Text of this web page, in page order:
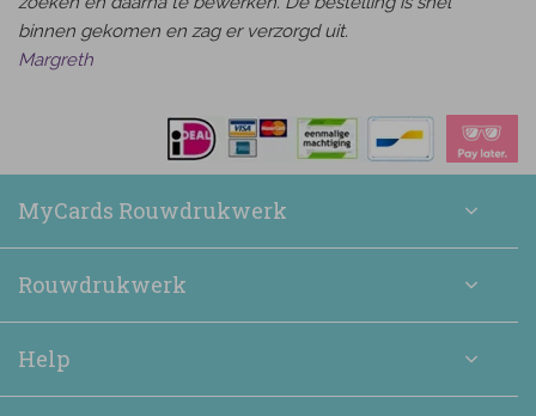
binnen gekomen en zag er verzorgd uit.
Margreth
MyCards Rouwdrukwerk
Rouwdrukwerk
Help